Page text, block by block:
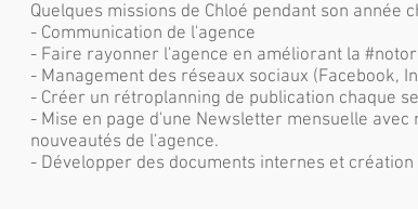
Quelques missions de Chloé pendant son année
- Communication de l'agence
- Faire rayonner l'agence en améliorant la
- Management des réseaux sociaux (Facebook,
- Créer un rétroplanning de publication chaque
- Mise en page d'une Newsletter mensuelle
nouveautés de l'agence.
- Développer des documents internes et